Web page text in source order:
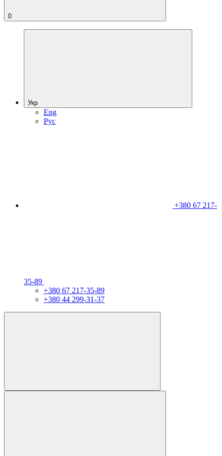
0
Укр
Eng
Рус
+380 67 217-
35-89
+380 67 217-35-89
+380 44 299-31-37